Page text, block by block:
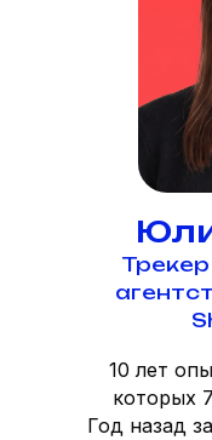
Трекер
10 лет
которых
Год назад